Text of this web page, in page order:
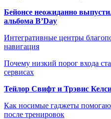
Бейонсе неожиданно
альбома B’Day
Интегративные центры
навигация
Почему низкий порог входа
сервисах
Тейлор Свифт и Трэвис
Как носимые гаджеты
после тренировок